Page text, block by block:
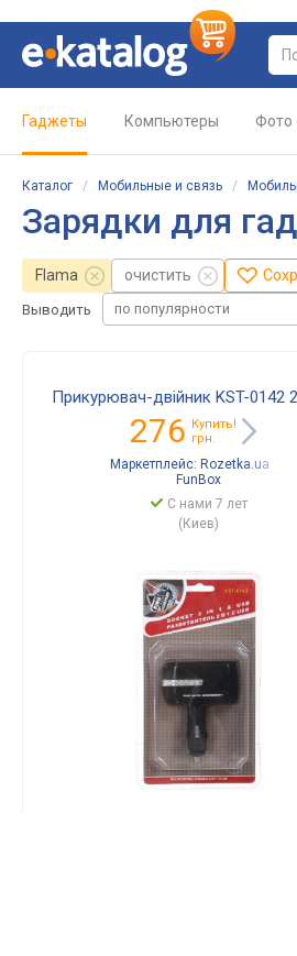
Гаджеты Компьютеры Фото
Каталог / Мобильные и связь /
Зарядки для
Flama очистить
Выводить по популярности
Прикурювач-двійник KST-0142
276 Купить!
грн.
Маркетплейс: Rozetka.ua
FunBox
С нами 7 лет
(Киев)